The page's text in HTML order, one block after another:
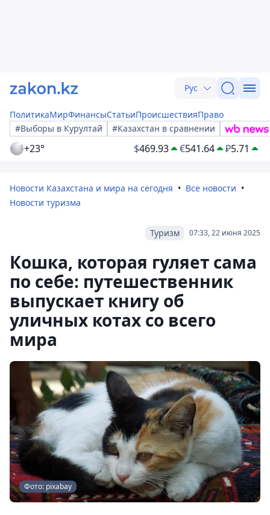
Рус
ПолитикаМирФинансыСтатьиПроисшествияПраво
#Выборы в Курултай
#Казахстан в сравнении
+23° $469.93 €541.64 ₽5.71
Новости Казахстана и мира на сегодня
Все новости
Новости туризма
07:33, 22 июня 2025
Туризм
Кошка, которая гуляет сама
по себе: путешественник
выпускает книгу об
уличных котах со всего
мира
Фото: pixabay